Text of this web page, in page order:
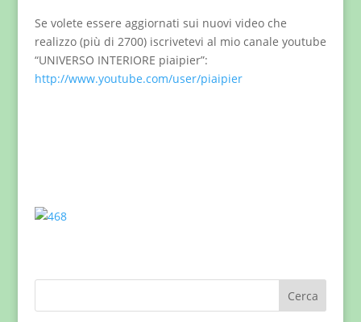
Se volete essere aggiornati sui nuovi video che
realizzo (più di 2700) iscrivetevi al mio canale youtube
“UNIVERSO INTERIORE piaipier”:
http://www.youtube.com/user/piaipier
Cerca